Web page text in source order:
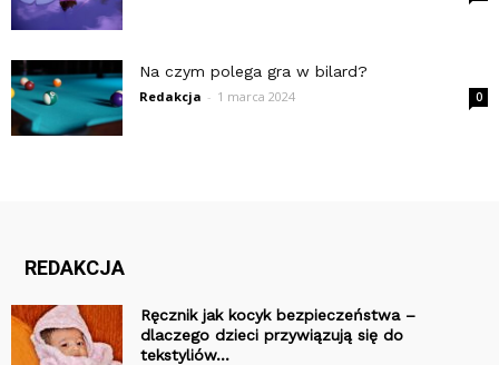
Na czym polega gra w bilard?
Redakcja - 1 marca 2024 0
REDAKCJA
Ręcznik jak kocyk bezpieczeństwa –
dlaczego dzieci przywiązują się do
tekstyliów...